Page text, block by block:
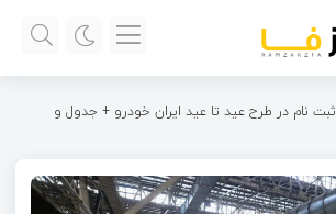
ثبت نام در طرح عید تا عید ایران خودرو + جدول و